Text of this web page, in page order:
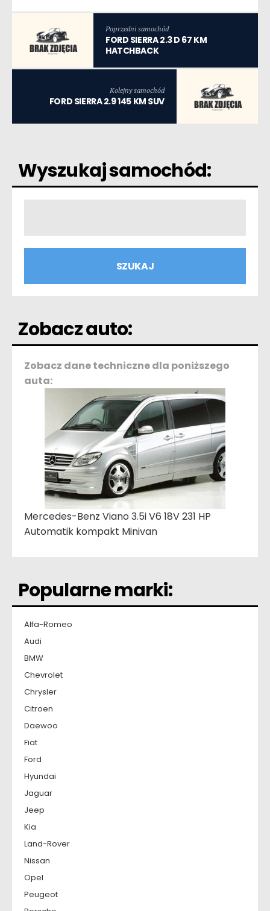
Poprzedni samochód
FORD SIERRA 2.3 D 67 KM
HATCHBACK
Kolejny samochód
FORD SIERRA 2.9 145 KM SUV
Wyszukaj samochód:
Zobacz auto:
Zobacz dane techniczne dla poniższego
auta:
Mercedes-Benz Viano 3.5i V6 18V 231 HP
Automatik kompakt Minivan
Popularne marki:
Alfa-Romeo
Audi
BMW
Chevrolet
Chrysler
Citroen
Daewoo
Fiat
Ford
Hyundai
Jaguar
Jeep
Kia
Land-Rover
Nissan
Opel
Peugeot